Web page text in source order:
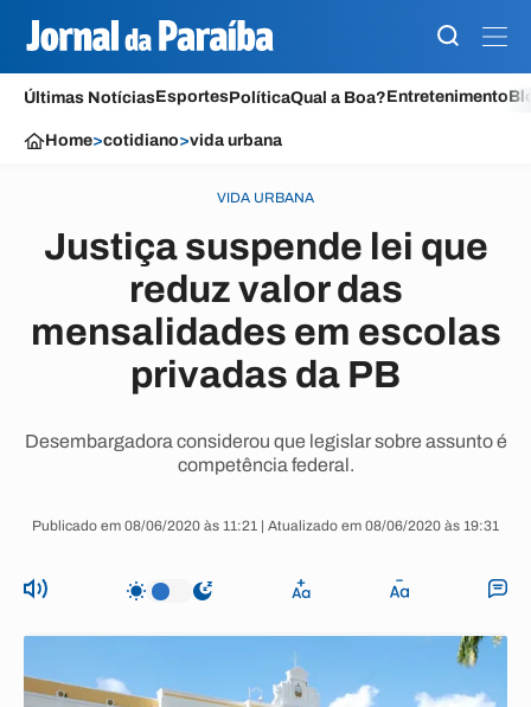
Últimas NotíciasEsportesPolíticaQual a Boa?Entretenimento
Home>cotidiano>vida urbana
VIDA URBANA
Justiça suspende lei que
reduz valor das
mensalidades em escolas
privadas da PB
Desembargadora considerou que legislar sobre assunto é
competência federal.
Publicado em 08/06/2020 às 11:21 | Atualizado em 08/06/2020 às 19:31